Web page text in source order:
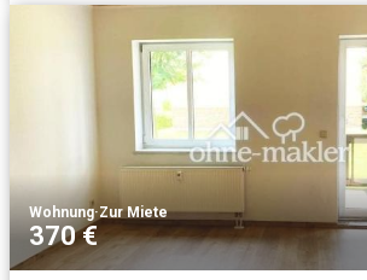
Wohnung·Zur Miete
370 €